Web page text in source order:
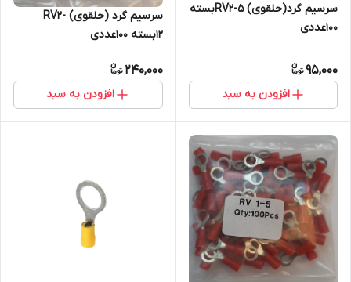
سرسیم گرد(حلقوی) RV2-5بسته
100عددی
95,000
افزودن به سبد
سرسیم گرد (حلقوی) RV2-
12بسته 100عددی
240,000
افزودن به سبد